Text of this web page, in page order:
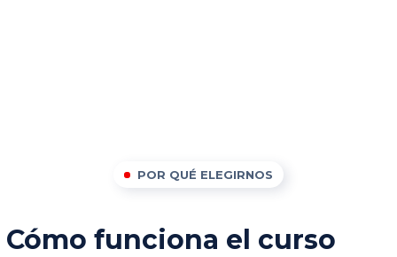
POR QUÉ ELEGIRNOS
Cómo funciona el curso